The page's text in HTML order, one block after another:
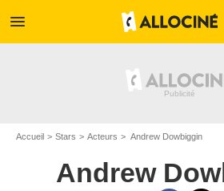
menu
Accueil Stars Acteurs Andrew Dowbiggin
Andrew